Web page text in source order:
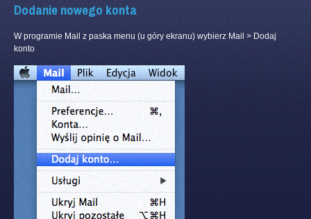
Dodanie nowego konta
W programie Mail z paska menu (u góry ekranu) wybierz Mail > Dodaj
konto